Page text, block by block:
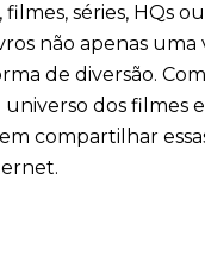
filmes, séries, HQs
não apenas uma
de diversão.
dos filmes e
compartilhar